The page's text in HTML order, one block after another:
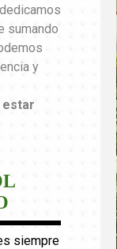
sumando
y
estar
siempre